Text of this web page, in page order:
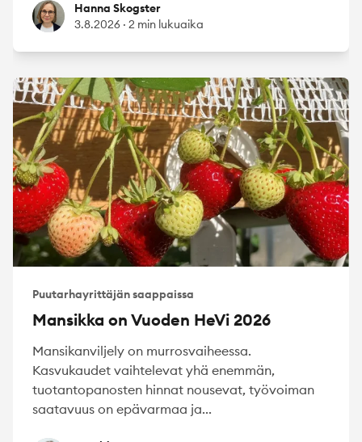
Hanna Skogster
Hanna Skogster
3.8.2026 · 2 min lukuaika
Puutarhayrittäjän saappaissa
Mansikka on Vuoden HeVi 2026
Mansikanviljely on murrosvaiheessa.
Kasvukaudet vaihtelevat yhä enemmän,
tuotantopanosten hinnat nousevat, työvoiman
saatavuus on epävarmaa ja...